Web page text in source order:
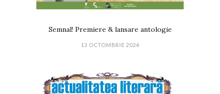
Semnal! Premiere & lansare antologie
13 OCTOMBRIE 2024